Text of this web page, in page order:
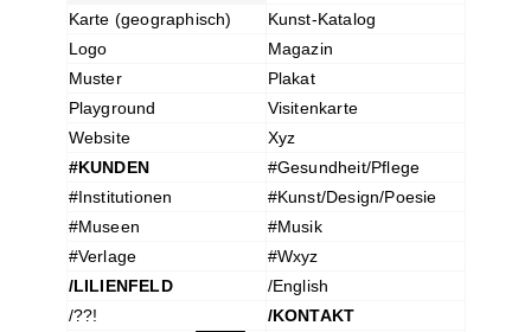
Karte (geographisch)
Kunst-Katalog
Logo
Magazin
Muster
Plakat
Playground
Visitenkarte
Website
Xyz
#KUNDEN
#Gesundheit/Pflege
#Institutionen
#Kunst/Design/Poesie
#Museen
#Musik
#Verlage
#Wxyz
/LILIENFELD
/English
/??!
/KONTAKT